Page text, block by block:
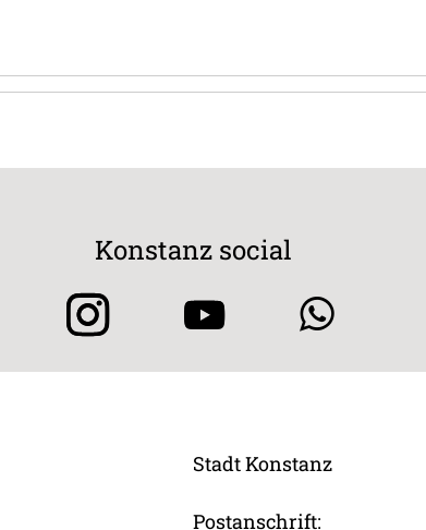
Konstanz social
Stadt Konstanz
Postanschrift: